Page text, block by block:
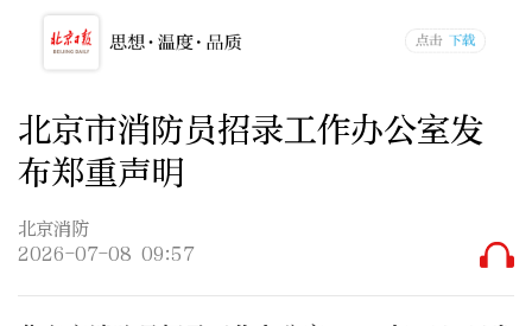
北京市消防员招录工作办公室发
布郑重声明
北京消防
2026-07-08 09:57